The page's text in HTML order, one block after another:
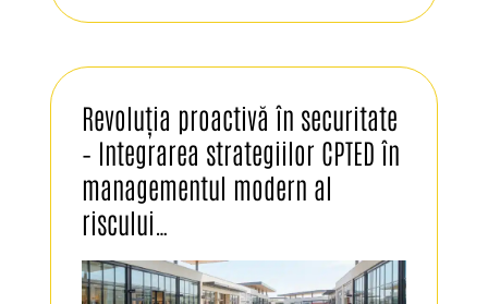
Revoluția proactivă în securitate
– Integrarea strategiilor CPTED în
managementul modern al
riscului…